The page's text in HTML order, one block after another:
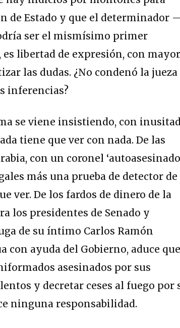
de Estado y que el determinador
ser el mismísimo primer
libertad de expresión, con mayor
las dudas. ¿No condenó la jueza
inferencias?
se viene insistiendo, con
tiene que ver con nada. De las
con un coronel
más una prueba de detector de
ver. De los fardos de dinero de la
los presidentes de Senado y
de su íntimo Carlos Ramón
con ayuda del Gobierno, aduce que
asesinados por sus
y decretar ceses al fuego por
ninguna responsabilidad.